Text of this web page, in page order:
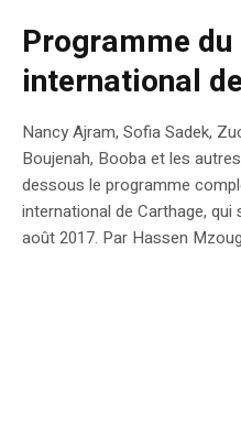
Programme
international
Nancy Ajram, Sofia Sadek,
Boujenah, Booba et les
dessous le programme
international de Carthage, qui
août 2017. Par Hassen